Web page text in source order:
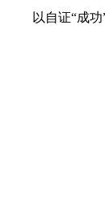
以自证“成功”